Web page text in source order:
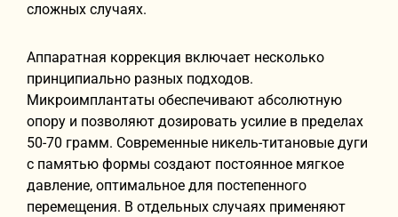
сложных случаях.
Аппаратная коррекция включает несколько
принципиально разных подходов.
Микроимплантаты обеспечивают абсолютную
опору и позволяют дозировать усилие в пределах
50-70 грамм. Современные никель-титановые дуги
с памятью формы создают постоянное мягкое
давление, оптимальное для постепенного
перемещения. В отдельных случаях применяют